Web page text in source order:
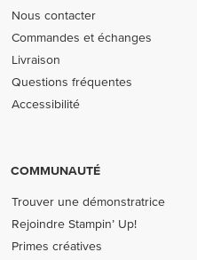
Nous contacter
Commandes et échanges
Livraison
Questions fréquentes
Accessibilité
COMMUNAUTÉ
Trouver une démonstratrice
Rejoindre Stampin’ Up!
Primes créatives